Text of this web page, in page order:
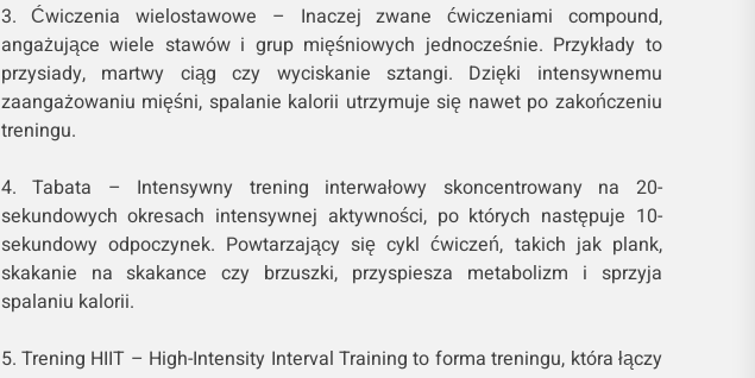
3. Ćwiczenia wielostawowe – Inaczej zwane ćwiczeniami compound,
angażujące wiele stawów i grup mięśniowych jednocześnie. Przykłady to
przysiady, martwy ciąg czy wyciskanie sztangi. Dzięki intensywnemu
zaangażowaniu mięśni, spalanie kalorii utrzymuje się nawet po zakończeniu
treningu.
4. Tabata – Intensywny trening interwałowy skoncentrowany na 20-
sekundowych okresach intensywnej aktywności, po których następuje 10-
sekundowy odpoczynek. Powtarzający się cykl ćwiczeń, takich jak plank,
skakanie na skakance czy brzuszki, przyspiesza metabolizm i sprzyja
spalaniu kalorii.
5. Trening HIIT – High-Intensity Interval Training to forma treningu, która łączy